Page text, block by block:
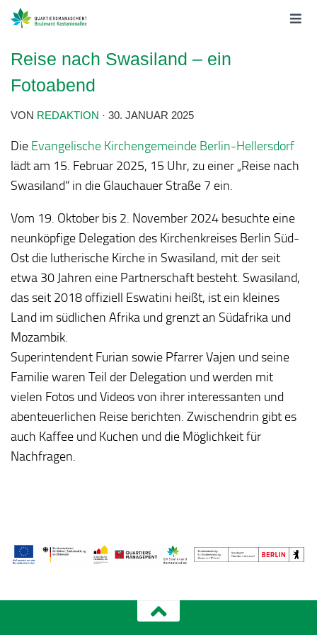
Reise nach Swasiland – ein
Fotoabend
VON REDAKTION · 30. JANUAR 2025
Die Evangelische Kirchengemeinde Berlin-Hellersdorf
lädt am 15. Februar 2025, 15 Uhr, zu einer „Reise nach
Swasiland“ in die Glauchauer Straße 7 ein.
Vom 19. Oktober bis 2. November 2024 besuchte eine
neunköpfige Delegation des Kirchenkreises Berlin Süd-
Ost die lutherische Kirche in Swasiland, mit der seit
etwa 30 Jahren eine Partnerschaft besteht. Swasiland,
das seit 2018 offiziell Eswatini heißt, ist ein kleines
Land im südlichen Afrika und grenzt an Südafrika und
Mozambik.
Superintendent Furian sowie Pfarrer Vajen und seine
Familie waren Teil der Delegation und werden mit
vielen Fotos und Videos von ihrer interessanten und
abenteuerlichen Reise berichten. Zwischendrin gibt es
auch Kaffee und Kuchen und die Möglichkeit für
Nachfragen.